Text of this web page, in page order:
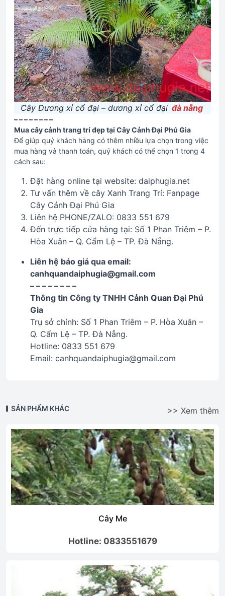
Cây Dương xỉ cổ đại – dương xỉ cổ đại đà nẵng
– – – – – – – –
Mua cây cảnh trang trí đẹp tại Cây Cảnh Đại Phú Gia
Để giúp quý khách hàng có thêm nhiều lựa chọn trong việc
mua hàng và thanh toán, quý khách có thể chọn 1 trong 4
cách sau:
Đặt hàng online tại website: daiphugia.net
Tư vấn thêm về cây Xanh Trang Trí: Fanpage
Cây Cảnh Đại Phú Gia
Liên hệ PHONE/ZALO: 0833 551 679
Đến trực tiếp cửa hàng tại: Số 1 Phan Triêm – P.
Hòa Xuân – Q. Cẩm Lệ – TP. Đà Nẵng.
Liên hệ báo giá qua email:
canhquandaiphugia@gmail.com
– – – – – – – –
Thông tin Công ty TNHH Cảnh Quan Đại Phú
Gia
Trụ sở chính: Số 1 Phan Triêm – P. Hòa Xuân –
Q. Cẩm Lệ – TP. Đà Nẵng.
Hotline: 0833 551 679
Email: canhquandaiphugia@gmail.com
SẢN PHẨM KHÁC >> Xem thêm